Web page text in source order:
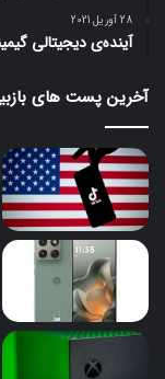
28 آوریل 2021
آینده‌ی دیجیتالی
آخرین پست های